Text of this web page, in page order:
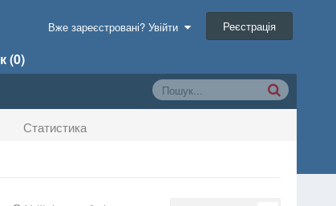
(0)
Вже зареєстровані? Увійти Реєстрація
Статистика